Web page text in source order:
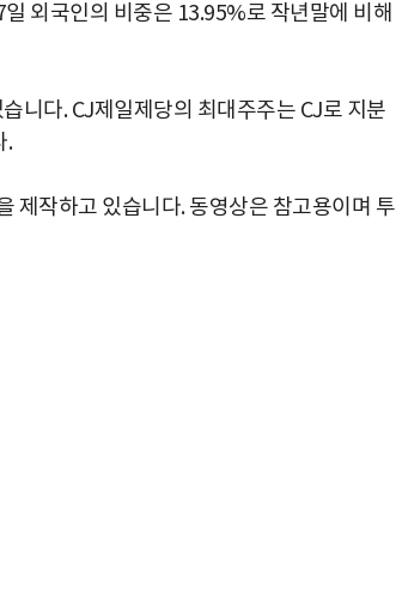
외국인의 비중은 13.95%로 작년말에 비해
니다. CJ제일제당의 최대주주는 CJ로 지분
.
제작하고 있습니다. 동영상은 참고용이며 투